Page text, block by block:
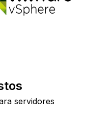
servidores